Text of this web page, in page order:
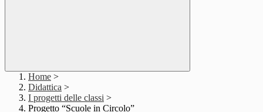
Home >
Didattica >
I progetti delle classi >
Progetto “Scuole in Circolo”